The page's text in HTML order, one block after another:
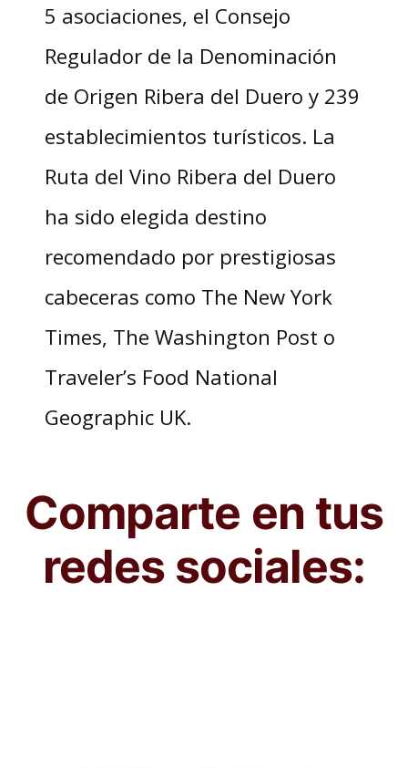
5 asociaciones, el Consejo
Regulador de la Denominación
de Origen Ribera del Duero y 239
establecimientos turísticos. La
Ruta del Vino Ribera del Duero
ha sido elegida destino
recomendado por prestigiosas
cabeceras como The New York
Times, The Washington Post o
Traveler’s Food National
Geographic UK.
Comparte en tus
redes sociales: